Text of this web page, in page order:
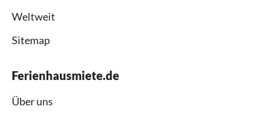
Weltweit
Sitemap
Ferienhausmiete.de
Über uns